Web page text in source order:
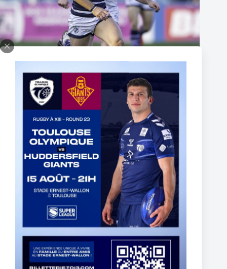
Thomas Lacans s’engage avec le Toulouse Olympique
5 mars 2025